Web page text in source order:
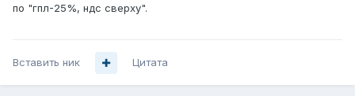
по "гпл-25%, ндс сверху".
Вставить ник Цитата